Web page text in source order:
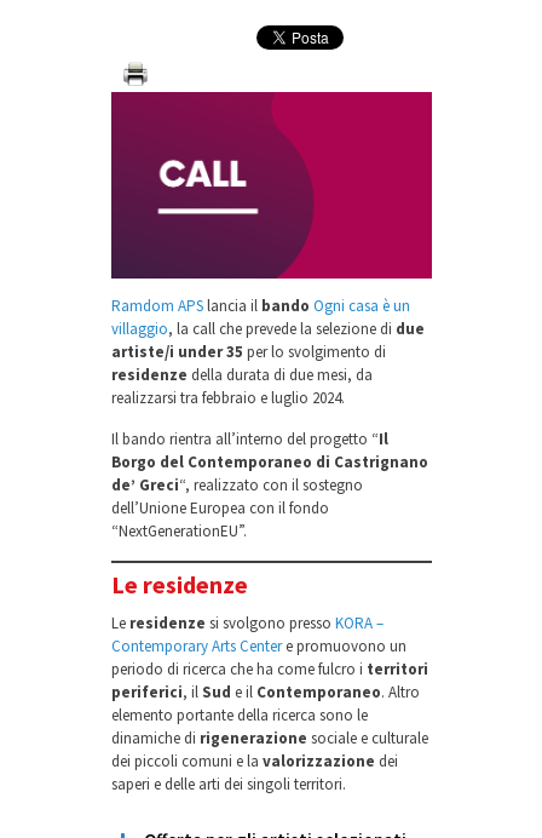
Ramdom APSlancia il bando Ogni casa è un
villaggio, la call che prevede la selezione di due
artiste/i under 35 per lo svolgimento di
residenze della durata di due mesi, da
realizzarsi tra febbraio e luglio 2024.
Il bando rientra all’interno del progetto “Il
Borgo del Contemporaneo di Castrignano
de’ Greci“, realizzato con il sostegno
dell’Unione Europea con il fondo
“NextGenerationEU”.
Le residenze
Le residenze si svolgono presso KORA –
Contemporary Arts Centere promuovono un
periodo di ricerca che ha come fulcro i territori
periferici, il Sud e il Contemporaneo. Altro
elemento portante della ricerca sono le
dinamiche di rigenerazione sociale e culturale
dei piccoli comuni e la valorizzazione dei
saperi e delle arti dei singoli territori.